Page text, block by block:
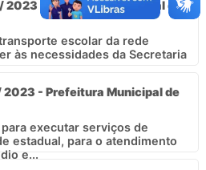
2023 - Prefeitura Municipal de
escolar da rede
às necessidades da Secretaria
2023 - Prefeitura Municipal de
executar serviços de
estadual, para o atendimento
e...